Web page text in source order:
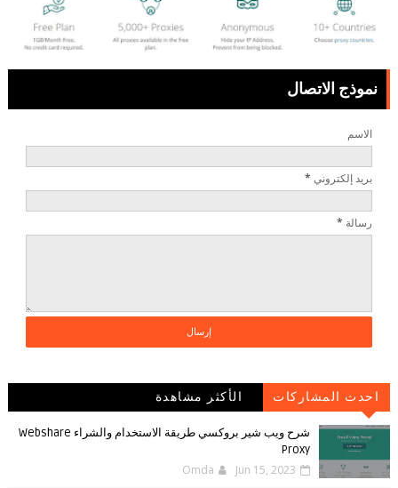
نموذج الاتصال
الاسم
بريد إلكتروني *
رسالة *
احدث المشاركات الأكثر مشاهدة
شرح ويب شير بروكسي طريقة الاستخدام والشراء Webshare
Proxy
Omda Jun 15, 2023